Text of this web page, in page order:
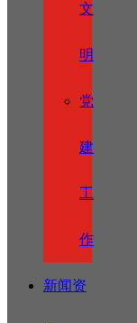
文
明
党
建
工
作
新闻资